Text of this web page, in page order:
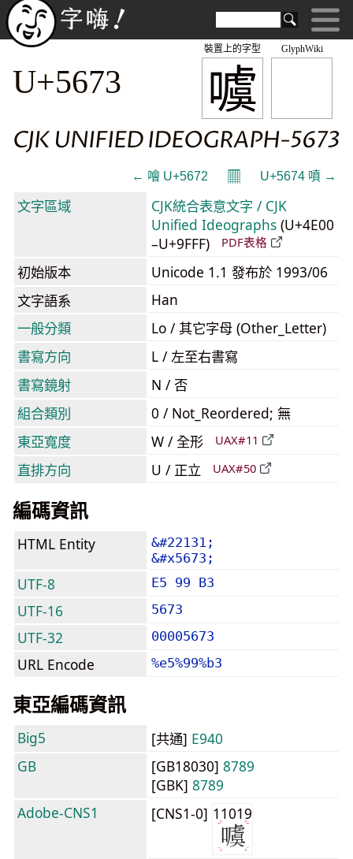
GlyphWiki
噳
裝置上的字型
U+5673
CJK UNIFIED IDEOGRAPH-5673
← 噲 U+5672 𝄜 U+5674 噴 →
文字區域
CJK統合表意文字 / CJK
Unified Ideographs (U+4E00
–U+9FFF)
PDF表格
初始版本
Unicode 1.1 發布於 1993/06
文字語系
Han
一般分類
Lo / 其它字母 (Other_Letter)
書寫方向
L / 左至右書寫
書寫鏡射
N / 否
組合類別
0 / Not_Reordered; 無
東亞寬度
W / 全形 UAX#11
直排方向 U / 正立 UAX#50
編碼資訊
HTML Entity
&#22131;
&#x5673;
UTF-8 E5 99 B3
UTF-16 5673
UTF-32 00005673
URL Encode %e5%99%b3
東亞編碼資訊
Big5 [共通] E940
GB
[GB18030] 8789
[GBK] 8789
Adobe-CNS1
[CNS1-0] 11019